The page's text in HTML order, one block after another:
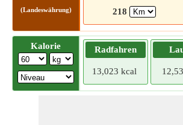
(Landeswährung) 218
Kalorie Radfahren
13,023 kcal